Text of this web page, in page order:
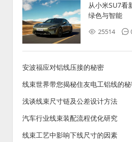
从小米SU7看
绿色与智能
25514
安波福应对铝线压接的秘密
线束世界带您揭秘住友电工铝线的
浅谈线束尺寸链及公差设计方法
汽车行业线束装配流程优化研究
线束工艺中影响下线尺寸的因素